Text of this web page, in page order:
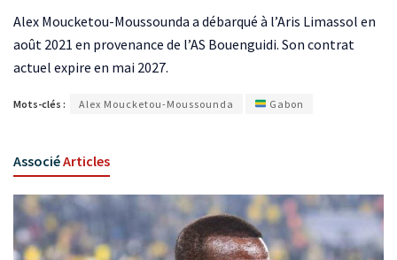
Alex Moucketou-Moussounda a débarqué à l’Aris Limassol en
août 2021 en provenance de l’AS Bouenguidi. Son contrat
actuel expire en mai 2027.
Mots-clés : Alex Moucketou-Moussounda Gabon
AssociéArticles